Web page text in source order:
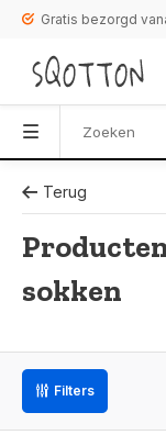
Gratis bezorgd
Terug
sokken
Filters